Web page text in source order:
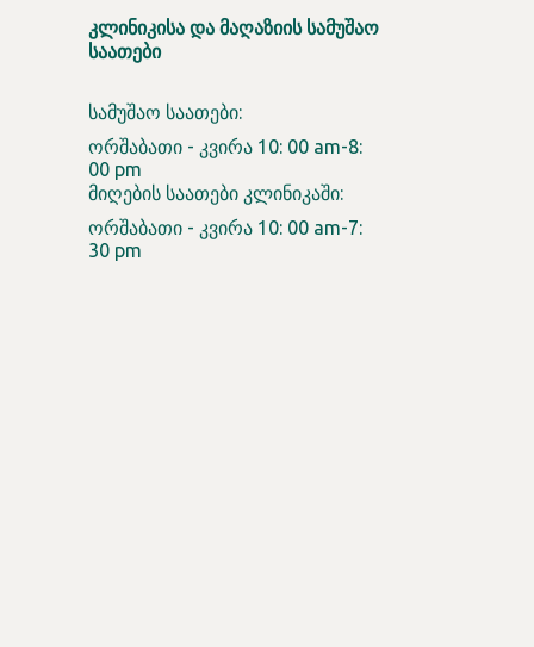
ᲙᲚᲘᲜᲘᲙᲘᲡᲐ ᲓᲐ ᲛᲐᲦᲐᲖᲘᲘᲡ ᲡᲐᲛᲣᲨᲐᲝ
ᲡᲐᲐᲗᲔᲑᲘ
სამუშაო საათები:
ორშაბათი - კვირა 10: 00 am-8:
00 pm
მიღების საათები კლინიკაში:
ორშაბათი - კვირა 10: 00 am-7:
30 pm